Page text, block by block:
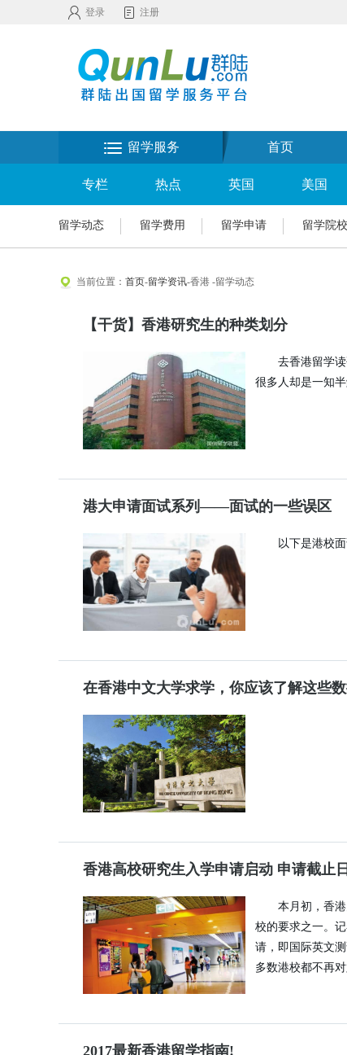
登录 注册
留学服务 首页
专栏 热点 英国 美国
留学动态 留学费用 留学申请 留学院校
当前位置： 首页-留学资讯-香港 -留学动态
【干货】香港研究生的种类划分
去香港留学
很多人却是一知
港大申请面试系列——面试的一些误区
以下是港校
在香港中文大学求学，你应该了解这些
香港高校研究生入学申请启动 申请截止
本月初，香
校的要求之一。
请，即国际英文
多数港校都不再对
2017最新香港留学指南!